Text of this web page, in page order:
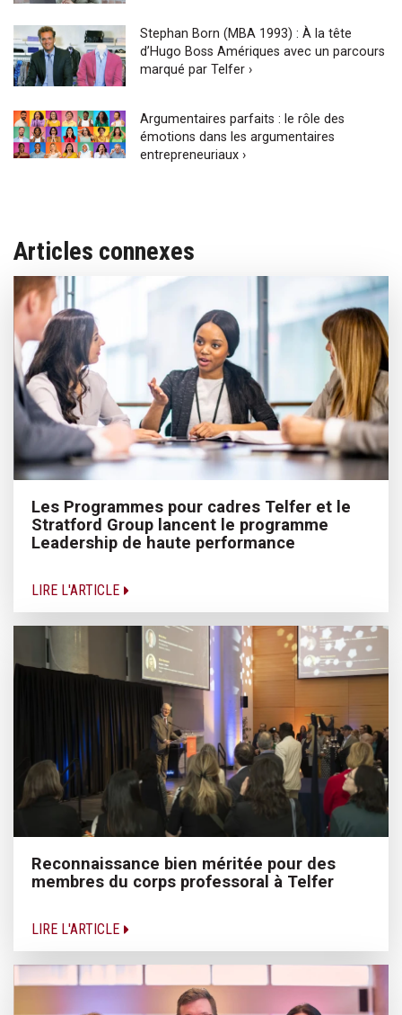
Stephan Born (MBA 1993) : À la tête
d’Hugo Boss Amériques avec un parcours
marqué par Telfer ›
Argumentaires parfaits : le rôle des
émotions dans les argumentaires
entrepreneuriaux ›
Articles connexes
Les Programmes pour cadres Telfer et le
Stratford Group lancent le programme
Leadership de haute performance
LIRE L'ARTICLE
Reconnaissance bien méritée pour des
membres du corps professoral à Telfer
LIRE L'ARTICLE